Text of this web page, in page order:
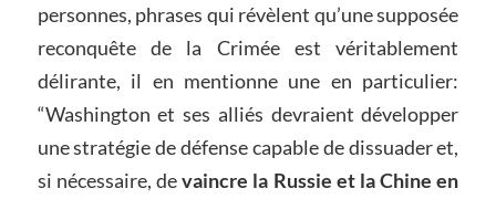
personnes, phrases qui révèlent qu’une supposée
reconquête de la Crimée est véritablement
délirante, il en mentionne une en particulier:
“Washington et ses alliés devraient développer
une stratégie de défense capable de dissuader et,
si nécessaire, devaincre la Russie et la Chine en